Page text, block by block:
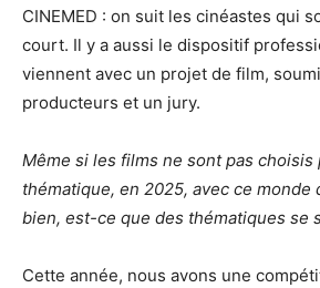
CINEMED : on suit les cinéastes qui
court. Il y a aussi le dispositif
viennent avec un projet de film,
producteurs et un jury.
Même si les films ne sont pas choisis
thématique, en 2025, avec ce monde
bien, est-ce que des thématiques se
Cette année, nous avons une